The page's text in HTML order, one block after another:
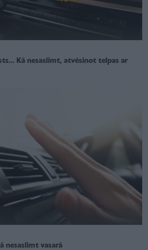
Kā nesaslimt, atvēsinot telpas ar
nesaslimt vasarā